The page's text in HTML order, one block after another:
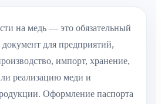
на медь — это обязательный
для предприятий,
импорт, хранение,
реализацию меди и
Оформление паспорта